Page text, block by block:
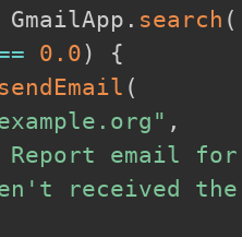
GmailApp . search (
0.0)
{
sendEmail (
,
Report email
received